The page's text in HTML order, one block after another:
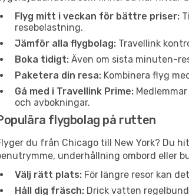
Flyg mitt i veckan för bättre priser:
resebelastning.
Jämför alla flygbolag: Travellink
Boka tidigt: Även om sista minuten-
Paketera din resa: Kombinera flyg
Gå med i Travellink Prime:
och avbokningar.
flygbolag på rutten
du från Chicago till New York? Du
underhållning ombord eller
Välj rätt plats: För längre resor kan
Håll dig fräsch: Drick vatten